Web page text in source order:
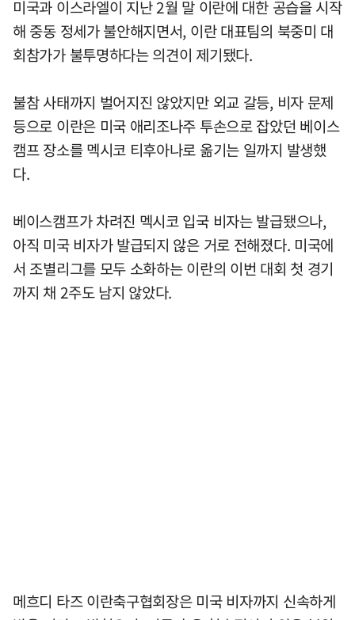
미국과 이스라엘이 지난 2월 말 이란에 대한 공습을 시작
해 중동 정세가 불안해지면서, 이란 대표팀의 북중미 대
회참가가 불투명하다는 의견이 제기됐다.
불참 사태까지 벌어지진 않았지만 외교 갈등, 비자 문제
등으로 이란은 미국 애리조나주 투손으로 잡았던 베이스
캠프 장소를 멕시코 티후아나로 옮기는 일까지 발생했
다.
베이스캠프가 차려진 멕시코 입국 비자는 발급됐으나,
아직 미국 비자가 발급되지 않은 거로 전해졌다. 미국에
서 조별리그를 모두 소화하는 이란의 이번 대회 첫 경기
까지 채 2주도 남지 않았다.
메흐디 타즈 이란축구협회장은 미국 비자까지 신속하게